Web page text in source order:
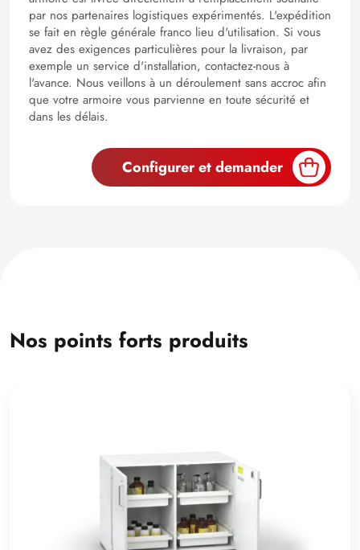
par nos partenaires logistiques expérimentés. L'expédition
se fait en règle générale franco lieu d'utilisation. Si vous
avez des exigences particulières pour la livraison, par
exemple un service d'installation, contactez-nous à
l'avance. Nous veillons à un déroulement sans accroc afin
que votre armoire vous parvienne en toute sécurité et
dans les délais.
Configurer et demander
Nos points forts produits